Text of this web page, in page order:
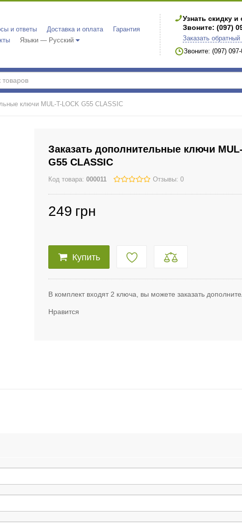
и ответы Доставка и оплата
Гарантия
Языки — Русский
Узнать скидку
Звоните: (097)
Заказать обратный
Звоните: (097)
ключи MUL-T-LOCK G55 CLASSIC
Заказать дополнительные ключи
G55 CLASSIC
Код товара: 000011 Отзывы: 0
249 грн
Купить
В комплект входят 2 ключа, вы можете заказать
Нравится